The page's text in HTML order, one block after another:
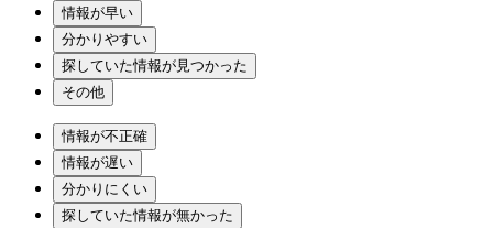
情報が早い
分かりやすい
探していた情報が見つかった
その他
情報が不正確
情報が遅い
分かりにくい
探していた情報が無かった